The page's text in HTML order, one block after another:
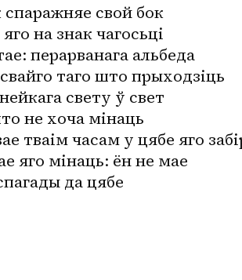
спаражняе свой бок
на знак чагосьці
перарванага альбеда
таго што прыходзіць
свету ў свет
не хоча мінаць
тваім часам у цябе яго
яго мінаць: ён не мае
да цябе